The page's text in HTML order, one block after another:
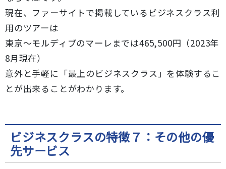
現在、ファーサイトで掲載しているビジネスクラス利
用のツアーは
東京～モルディブのマーレまでは465,500円（2023年
8月現在）
意外と手軽に「最上のビジネスクラス」を体験するこ
とが出来ることがわかります。
ビジネスクラスの特徴７：その他の優
先サービス